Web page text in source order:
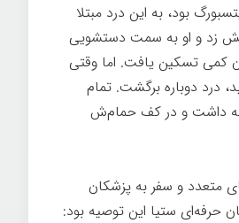
بود، به این درد مبتلا
زد و او به سمت دستشویی
کمی تسکین یافت. اما وقتی
درد دوباره برگشت. تمام
داشت و در کف حمام‌ش
متعدد و سفر به پزشکان
حرفه‌ای ستیا این توصیه بود: